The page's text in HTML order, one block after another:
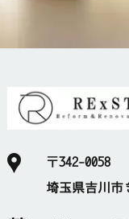
〒342-0058
埼玉県吉川市